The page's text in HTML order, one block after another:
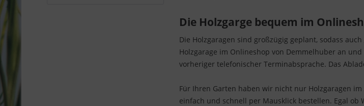
Die Holzgarge bequem im
Die Holzgaragen sind großzügig geplant, sodass
Holzgarage im Onlineshop von Demmelhuber an
vorheriger telefonischer Terminabsprache. Das
Für Ihren Garten haben wir nicht nur Holzgaragen
einfach und schnell per Mausklick bestellen. Egal